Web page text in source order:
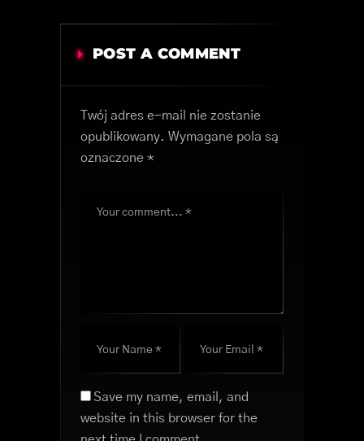
POST A COMMENT
Twój adres e-mail nie zostanie
opublikowany. Wymagane pola są
oznaczone *
Save my name, email, and
website in this browser for the